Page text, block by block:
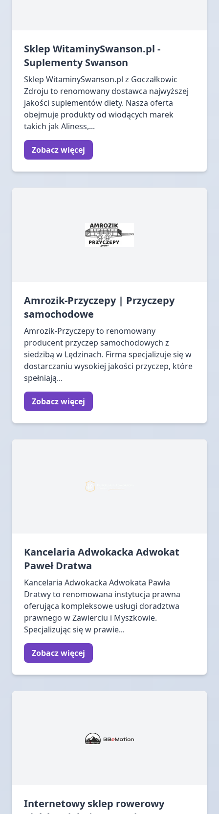
Sklep WitaminySwanson.pl -
Suplementy Swanson
Sklep WitaminySwanson.pl z Goczałkowic
Zdroju to renomowany dostawca najwyższej
jakości suplementów diety. Nasza oferta
obejmuje produkty od wiodących marek
takich jak Aliness,...
Zobacz więcej
Amrozik-Przyczepy | Przyczepy
samochodowe
Amrozik-Przyczepy to renomowany
producent przyczep samochodowych z
siedzibą w Lędzinach. Firma specjalizuje się w
dostarczaniu wysokiej jakości przyczep, które
spełniają...
Zobacz więcej
Kancelaria Adwokacka Adwokat
Paweł Dratwa
Kancelaria Adwokacka Adwokata Pawła
Dratwy to renomowana instytucja prawna
oferująca kompleksowe usługi doradztwa
prawnego w Zawierciu i Myszkowie.
Specjalizując się w prawie...
Zobacz więcej
Internetowy sklep rowerowy